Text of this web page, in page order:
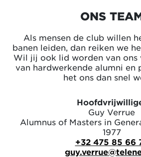
ONS
Als mensen de club willen
banen leiden, dan reiken we
Wil jij ook lid worden van
van hardwerkende alumni en
het ons dan snel
Guy Verrue
Alumnus of Masters in
1977
+32 475 85 66